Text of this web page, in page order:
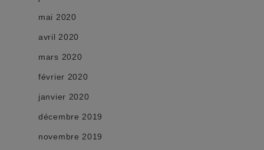
mai 2020
avril 2020
mars 2020
février 2020
janvier 2020
décembre 2019
novembre 2019